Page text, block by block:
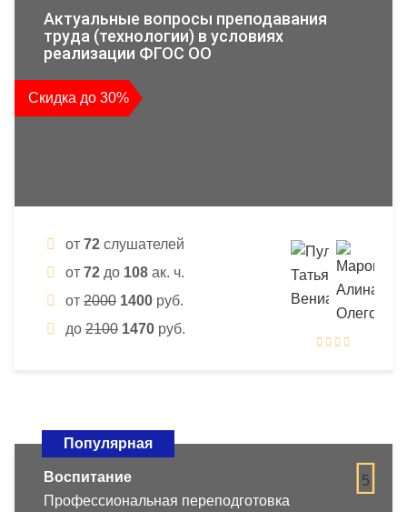
Актуальные вопросы преподавания
труда (технологии) в условиях
реализации ФГОС ОО
Скидка до 30%
от 72 слушателей
от 72 до 108 ак. ч.
от 2000 1400 руб.
до 2100 1470 руб.
Популярная
5
Воспитание
Профессиональная переподготовка